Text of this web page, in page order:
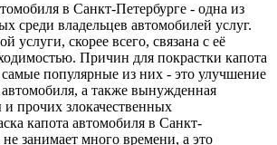
в Санкт-Петербурге - одна из
среди владельцев автомобилей услуг.
услуги, скорее всего, связана с её
Причин для покрастки капота
популярные из них - это улучшение
автомобиля, а также вынужденная
прочих злокачественных
капота автомобиля в Санкт-
занимает много времени, а это